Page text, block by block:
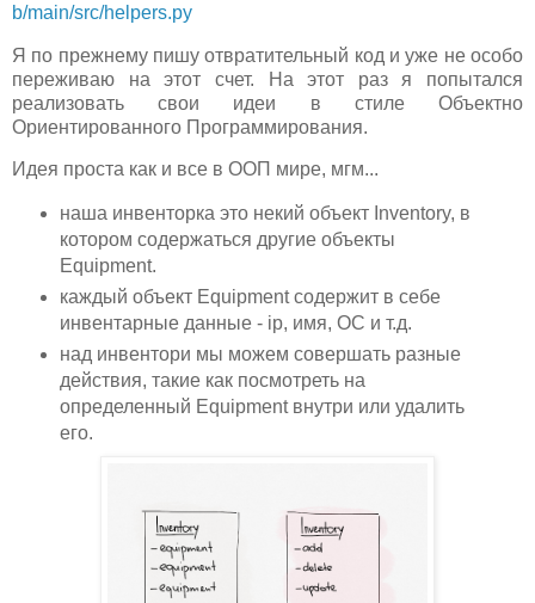
b/main/src/helpers.py
Я по прежнему пишу отвратительный код и уже не особо
переживаю на этот счет. На этот раз я попытался
реализовать свои идеи в стиле Объектно
Ориентированного Программирования.
Идея проста как и все в OOП мире, мгм...
наша инвенторка это некий объект Inventory, в
котором содержаться другие объекты
Equipment.
каждый объект Equipment содержит в себе
инвентарные данные - ip, имя, ОС и т.д.
над инвентори мы можем совершать разные
действия, такие как посмотреть на
определенный Equipment внутри или удалить
его.